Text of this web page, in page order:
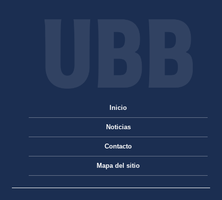
Inicio
Noticias
Contacto
Mapa del sitio